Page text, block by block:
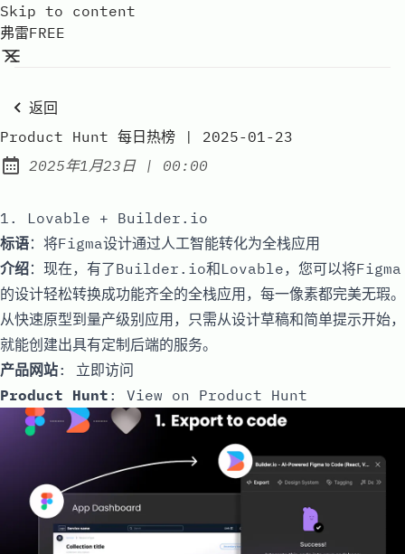
Skip to content
弗雷FREE
返回
Product Hunt 每日热榜 | 2025-01-23
Published:
2025年1月23日| at
00:00
1. Lovable + Builder.io
标语：将Figma设计通过人工智能转化为全栈应用
介绍：现在，有了Builder.io和Lovable，您可以将Figma
的设计轻松转换成功能齐全的全栈应用，每一像素都完美无瑕。
从快速原型到量产级别应用，只需从设计草稿和简单提示开始，
就能创建出具有定制后端的服务。
产品网站: 立即访问
Product Hunt : View on Product Hunt